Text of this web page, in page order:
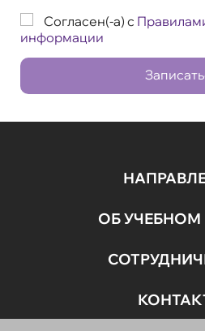
Согласен(-а) с
информации
ОБ УЧЕБНОМ